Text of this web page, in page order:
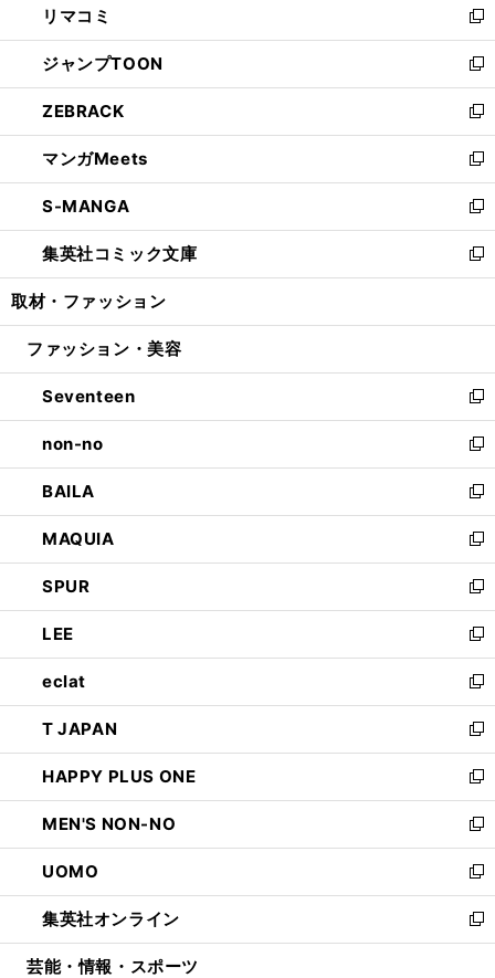
で
開
く
ド
ウ
で
開
く
ィ
ン
ド
ウ
で
開
く
い
ウ
ィ
ン
ド
ウ
で
開
く
リマコミ
新
し
い
ウ
ィ
ン
ド
ウ
で
開
く
ジャンプTOON
新
し
い
ウ
ィ
ン
ド
ウ
で
開
ZEBRACK
新
し
い
ウ
ィ
ン
ド
ウ
開
マンガMeets
新
し
い
ウ
ィ
ン
ウ
開
く
S-MANGA
新
し
い
ウ
ン
ウ
で
開
く
集英社コミック文庫
新
し
ウ
ン
ド
ウ
で
開
く
取材・ファッション
ファッション・美容
Seventeen
新
し
い
ウ
ィ
ン
ド
ウ
で
開
く
non-no
新
し
い
ウ
ィ
ン
ド
ウ
で
開
く
BAILA
新
し
い
ウ
ィ
ン
ド
ウ
で
開
く
MAQUIA
新
し
い
ウ
ィ
ン
ド
ウ
で
開
く
SPUR
新
し
い
ウ
ィ
ン
ド
ウ
で
開
く
LEE
新
し
い
ウ
ィ
ン
ド
ウ
で
開
く
eclat
新
し
い
ウ
ィ
ン
ド
ウ
で
開
く
T JAPAN
新
し
い
ウ
ィ
ン
ド
ウ
で
開
HAPPY PLUS ONE
新
し
い
ウ
ィ
ン
ド
ウ
MEN'S NON-NO
新
し
い
ウ
ィ
ン
UOMO
新
し
い
ウ
集英社オンライン
新
し
芸能・情報・スポーツ